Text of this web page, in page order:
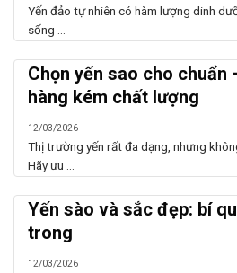
Yến đảo tự nhiên có hàm lượng dinh
sống ...
Chọn yến sao cho chuẩn
hàng kém chất lượng
12/03/2026
Thị trường yến rất đa dạng, nhưng
Hãy ưu ...
Yến sào và sắc đẹp: bí
trong
12/03/2026